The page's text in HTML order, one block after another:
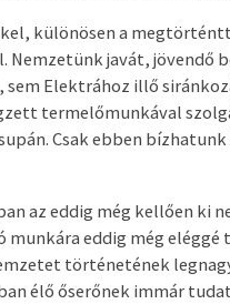
különösen a
Nemzetünk javát, jövendő
sem Elektrához illő
termelőmunkával
Csak ebben
az eddig még kellően ki
eddig még eléggé
történetének
élő őserőnek immár